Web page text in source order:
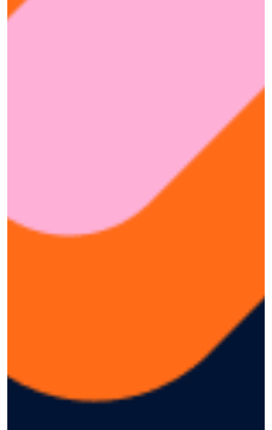
Services)